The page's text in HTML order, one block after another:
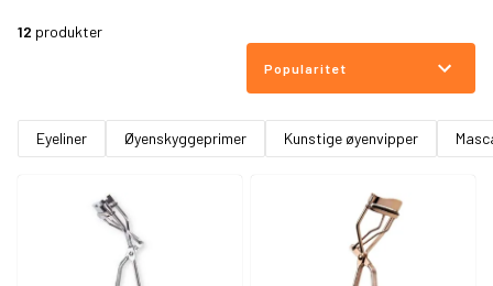
12 produkter
Popularitet
Eyeliner Øyenskyggeprimer Kunstige øyenvipper